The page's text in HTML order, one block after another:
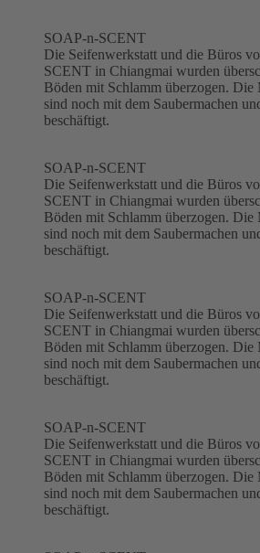
SOAP-n-SCENT
Die Seifenwerkstatt und die Büros
SCENT in Chiangmai wurden
Böden mit Schlamm überzogen.
sind noch mit dem Saubermachen
beschäftigt.
SOAP-n-SCENT
Die Seifenwerkstatt und die Büros
SCENT in Chiangmai wurden
Böden mit Schlamm überzogen.
sind noch mit dem Saubermachen
beschäftigt.
SOAP-n-SCENT
Die Seifenwerkstatt und die Büros
SCENT in Chiangmai wurden
Böden mit Schlamm überzogen.
sind noch mit dem Saubermachen
beschäftigt.
SOAP-n-SCENT
Die Seifenwerkstatt und die Büros
SCENT in Chiangmai wurden
Böden mit Schlamm überzogen.
sind noch mit dem Saubermachen
beschäftigt.